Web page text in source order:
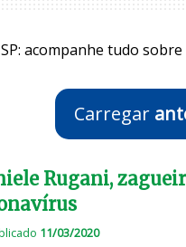
acompanhe tudo
Carregar
Rugani,
11/03/2020